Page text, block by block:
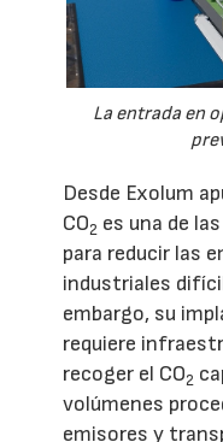
La entrada en
Desde Exolum
CO2 es una de
para reducir las
industriales
embargo, su
requiere
recoger el CO2
volúmenes
emisores y